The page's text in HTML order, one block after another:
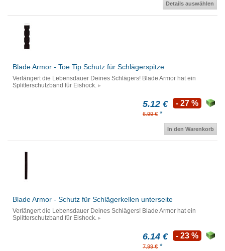
Details auswählen
Blade Armor - Toe Tip Schutz für Schlägerspitze
Verlängert die Lebensdauer Deines Schlägers! Blade Armor hat ein
Splitterschutzband für Eishock.
5.12 €
6.99 € *
- 27 %
In den Warenkorb
Blade Armor - Schutz für Schlägerkellen unterseite
Verlängert die Lebensdauer Deines Schlägers! Blade Armor hat ein
Splitterschutzband für Eishock.
6.14 €
7.99 € *
- 23 %